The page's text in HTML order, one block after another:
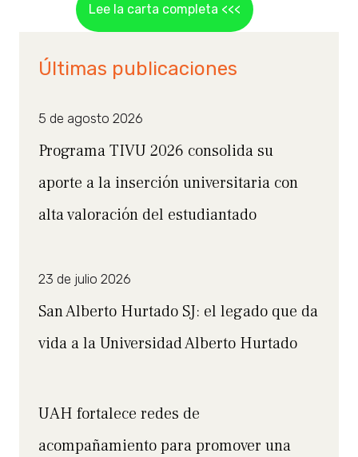
Lee la carta completa <<<
Últimas publicaciones
5 de agosto 2026
Programa TIVU 2026 consolida su
aporte a la inserción universitaria con
alta valoración del estudiantado
23 de julio 2026
San Alberto Hurtado SJ: el legado que da
vida a la Universidad Alberto Hurtado
UAH fortalece redes de
acompañamiento para promover una